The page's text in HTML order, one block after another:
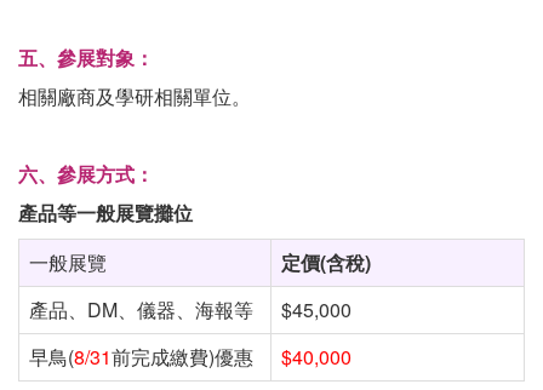
五、參展對象：
相關廠商及學研相關單位。
六、參展方式：
產品等一般展覽攤位
一般展覽
定價(含稅)
產品、DM、儀器、海報等
$45,000
早鳥(8/31前完成繳費)優惠 $40,000